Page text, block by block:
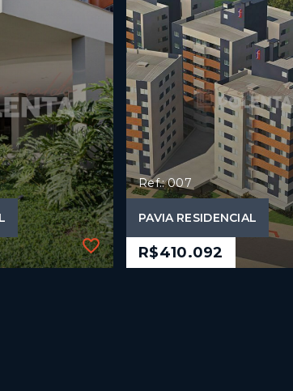
Ref.: 007
PAVIA RESIDENCIAL
R$410.092